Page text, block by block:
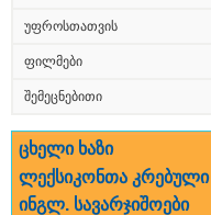
უფროსთათვის
ფილმები
შემეცნებითი
ცხელი ხაზი
ლექსიკონთა კრებული
ინგლ. სავარჯიშოები